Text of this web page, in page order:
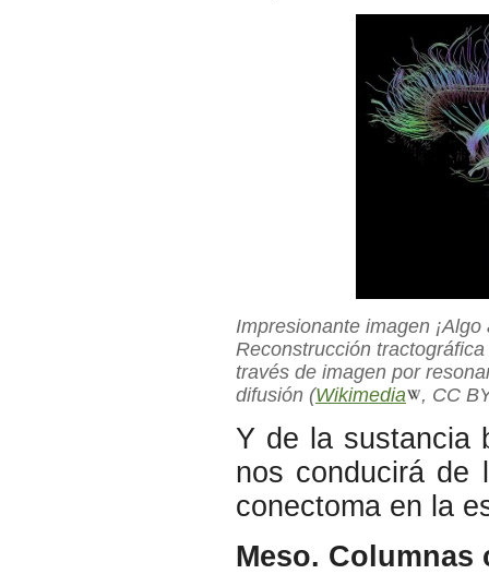
Impresionante imagen
Reconstrucción
través de imagen por
difusión (Wikimedia , CC
Y de la sustancia
nos conducirá de
conectoma en la
Meso.